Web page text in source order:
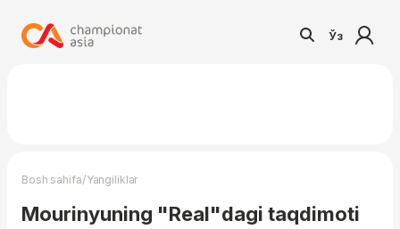
Ўз
Bosh sahifa/Yangiliklar
Mourinyuning "Real"dagi taqdimoti